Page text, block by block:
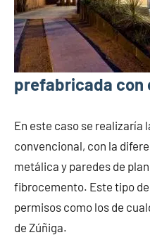
prefabricada con
En este caso se realizaría
convencional, con la
metálica y paredes de
fibrocemento. Este tipo
permisos como los de
de Zúñiga.